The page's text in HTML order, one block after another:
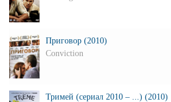
Приговор (2010)
Conviction
Тримей (сериал 2010 – ...) (2010)